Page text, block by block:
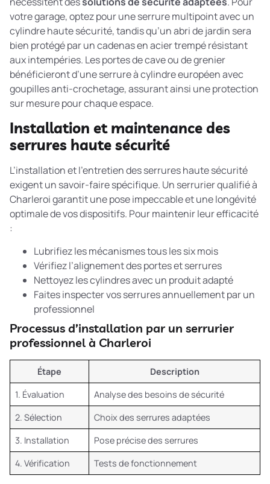
votre garage, optez pour une serrure multipoint avec un
cylindre haute sécurité, tandis qu’un abri de jardin sera
bien protégé par un cadenas en acier trempé résistant
aux intempéries. Les portes de cave ou de grenier
bénéficieront d’une serrure à cylindre européen avec
goupilles anti-crochetage, assurant ainsi une protection
sur mesure pour chaque espace.
Installation et maintenance des
serrures haute sécurité
L’installation et l’entretien des serrures haute sécurité
exigent un savoir-faire spécifique. Un serrurier qualifié à
Charleroi garantit une pose impeccable et une longévité
optimale de vos dispositifs. Pour maintenir leur efficacité
:
Lubrifiez les mécanismes tous les six mois
Vérifiez l’alignement des portes et serrures
Nettoyez les cylindres avec un produit adapté
Faites inspecter vos serrures annuellement par un
professionnel
Processus d’installation par un serrurier
professionnel à Charleroi
Étape
Description
1. Évaluation
Analyse des besoins de sécurité
2. Sélection
Choix des serrures adaptées
3. Installation
Pose précise des serrures
4. Vérification
Tests de fonctionnement